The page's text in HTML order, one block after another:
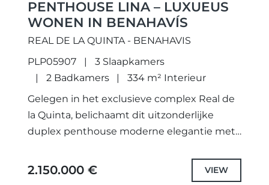
PENTHOUSE LINA – LUXUEUS
WONEN IN BENAHAVÍS
REAL DE LA QUINTA - BENAHAVIS
PLP05907
3 Slaapkamers
2 Badkamers
334 m² Interieur
Gelegen in het exclusieve complex Real de
la Quinta, belichaamt dit uitzonderlijke
duplex penthouse moderne elegantie met
op de Middellandse Zee, golfbanen en
2.150.000 € VIEW